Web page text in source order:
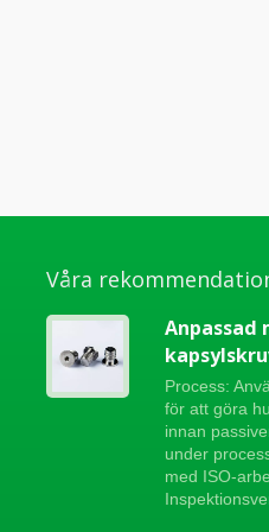
Våra
Anpassad
Process:
för att göra
innan
under
med ISO-